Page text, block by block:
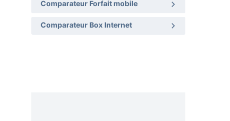
Comparateur Forfait mobile
Comparateur Box Internet